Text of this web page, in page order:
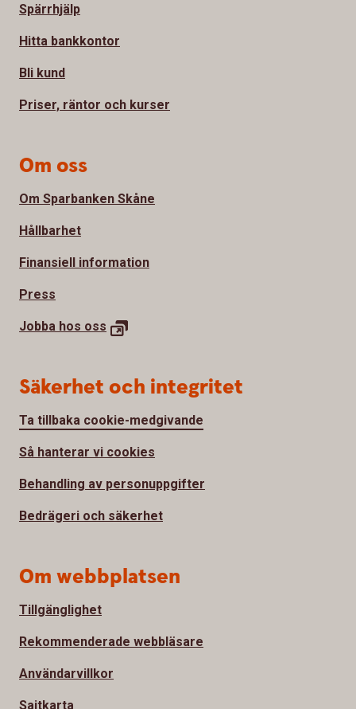
Spärrhjälp
Hitta bankkontor
Bli kund
Priser, räntor och kurser
Om oss
Om Sparbanken Skåne
Hållbarhet
Finansiell information
Press
Jobba hos oss
Säkerhet och integritet
Ta tillbaka cookie-medgivande
Så hanterar vi cookies
Behandling av personuppgifter
Bedrägeri och säkerhet
Om webbplatsen
Tillgänglighet
Rekommenderade webbläsare
Användarvillkor
Sajtkarta